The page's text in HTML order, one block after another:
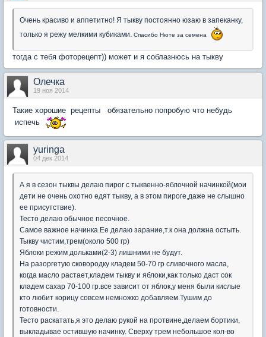
Очень красиво и аппетитно! Я тыкву постоянно юзаю в запеканку,
только я режу мелкими кубиками.
Спасибо Нюте за семена
тогда с тебя фоторецепт)) может и я соблазнюсь на тыкву
Олечка
19 ноя 2014
Такие хорошие рецепты обязательно попробую что небудь
испечь
yuringa
04 дек 2014
А я в сезон тыквы делаю пирог с тыквенно-яблочной начинкой(мои
дети не очень охотно едят тыкву, а в этом пироге,даже не слышно
ее присутствие).
Тесто делаю обычное песочное.
Самое важное начинка.Ее делаю зарание,т.к она должна остыть.
Тыкву чистим,трем(около 500 гр)
Яблоки режим дольками(2-3) лишними не будут.
На разоргетую сковородку кладем 50-70 гр сливочного масла,
когда масло растает,кладем тыкву и яблоки,как только даст сок
кладем сахар 70-100 гр.все зависит от яблок,у меня были кислые
кто любит корицу совсем немножко добавляем.Тушим до
готовности.
Тесто раскатать,я это делаю рукой на протвине,делаем бортики,
выкладывае остившую начинку. Сверху трем небольшое кол-во